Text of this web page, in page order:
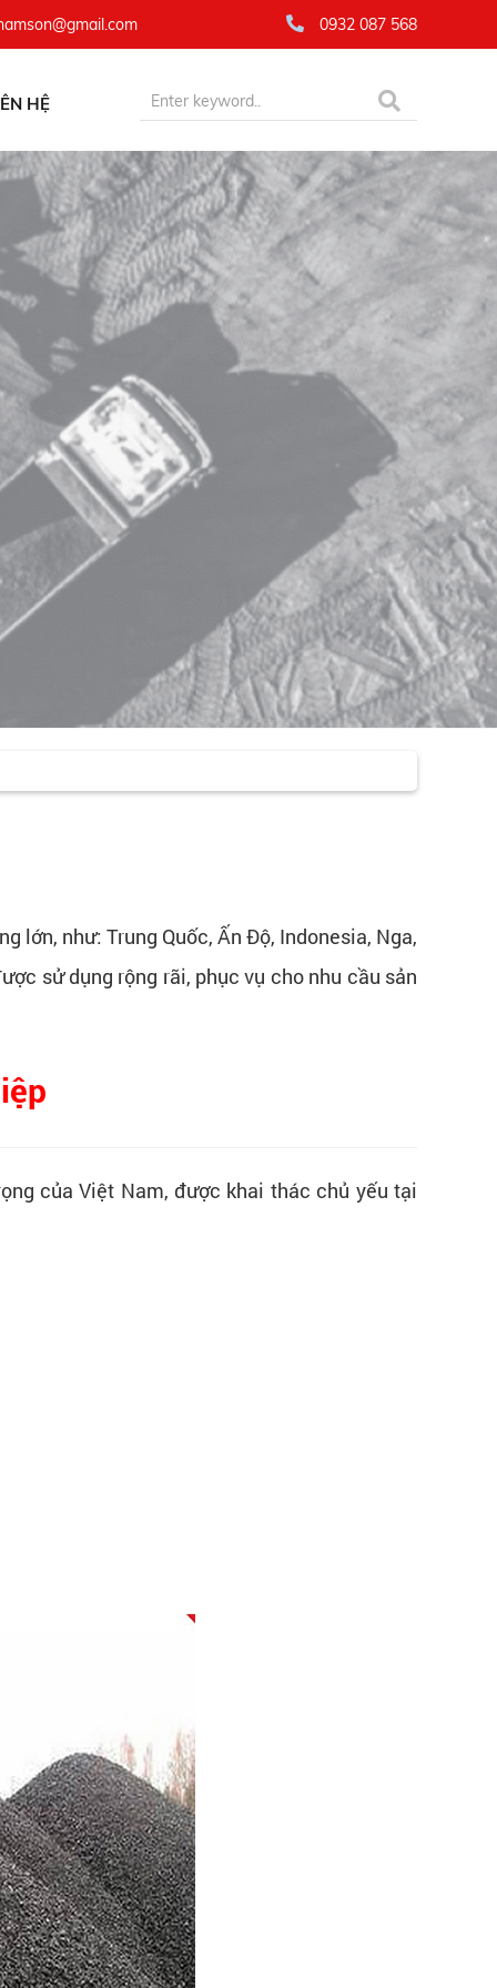
0932 087 568
HỆ
lớn, như: Trung Quốc, Ấn Độ, Indonesia, Nga,
sử dụng rộng rãi, phục vụ cho nhu cầu sản
của Việt Nam, được khai thác chủ yếu tại